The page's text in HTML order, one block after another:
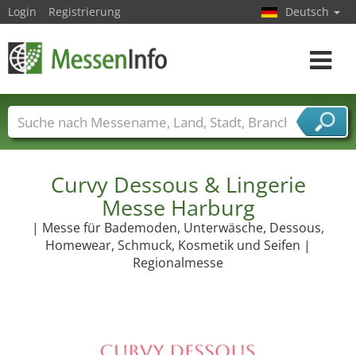
Curvy Dessous & Lingerie
Messe Harburg
| Messe für Bademoden, Unterwäsche, Dessous,
Homewear, Schmuck, Kosmetik und Seifen |
Regionalmesse
Login Registrierung Deutsch
Toggle
Messenamen Länder Städte
Branchen